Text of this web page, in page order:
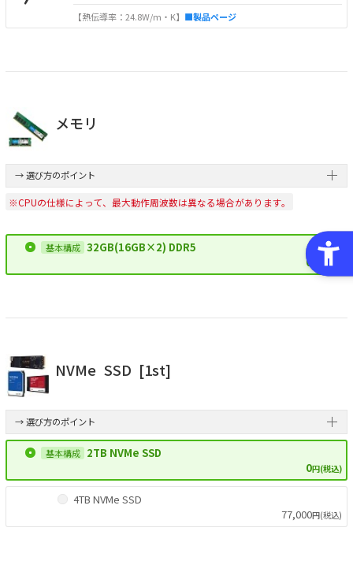
【熱伝導率：24.8W/m・K】 ■製品ページ
メモリ
→ 選び方のポイント
※CPUの仕様によって、最大動作周波数は異なる場合があります。
32GB(16GB×2) DDR5
0
円(税込)
NVMe SSD [1st]
→ 選び方のポイント
2TB NVMe SSD
0円(税込)
4TB NVMe SSD
77,000円(税込)